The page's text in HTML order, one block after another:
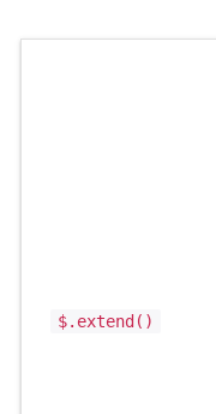
$.extend()